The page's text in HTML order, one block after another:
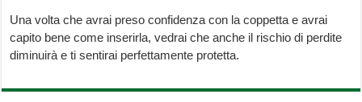
Una volta che avrai preso confidenza con la coppetta e avrai
capito bene come inserirla, vedrai che anche il rischio di perdite
diminuirà e ti sentirai perfettamente protetta.